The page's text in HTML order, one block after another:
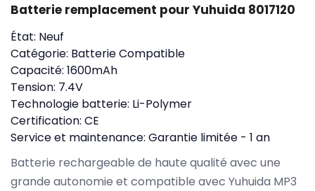
Batterie remplacement pour Yuhuida 8017120
État: Neuf
Catégorie: Batterie Compatible
Capacité: 1600mAh
Tension: 7.4V
Technologie batterie: Li-Polymer
Certification: CE
Service et maintenance: Garantie limitée - 1 an
Batterie rechargeable de haute qualité avec une
grande autonomie et compatible avec Yuhuida MP3